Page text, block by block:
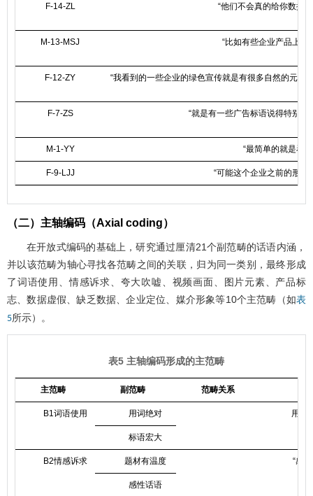
F-14-ZL “他们不会真的给你数据
M-13-MSJ “比如有些企业产品上连
F-12-ZY “我看到的一些企业的绿色宣传就是有很多自然的元
F-7-ZS “就是有一些广告标语说得特别
M-1-YY “最简单的就是看
F-9-LJJ “可能这个企业之前的形
（二）主轴编码（Axial coding）
在开放式编码的基础上，研究通过厘清21个副范畴的话语内涵，
并以该范畴为轴心寻找各范畴之间的关联，归为同一类别，最终形成
了词语使用、情感诉求、夸大吹嘘、视频画面、图片元素、产品标
志、数据虚假、缺乏数据、企业定位、媒介形象等10个主范畴（如表
5所示）。
表5 主轴编码形成的主范畴
主范畴 副范畴 范畴关系
B1词语使用 用词绝对 用词
标语宏大
B2情感诉求 题材有温度 “感
感性话语